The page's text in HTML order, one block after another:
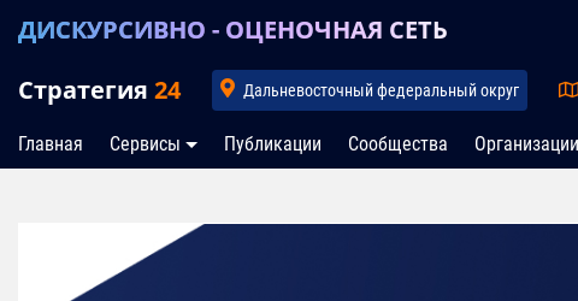
ДИСКУРСИВНО - ОЦЕНОЧНАЯ СЕТЬ
Стратегия 24 Дальневосточный федеральный округ
Главная Сервисы Публикации Сообщества Организации